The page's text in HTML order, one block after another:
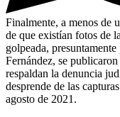
Finalmente, a menos de
de que existían fotos de
golpeada,
Fernández, se
respaldan la denuncia
desprende de las
agosto de 2021.